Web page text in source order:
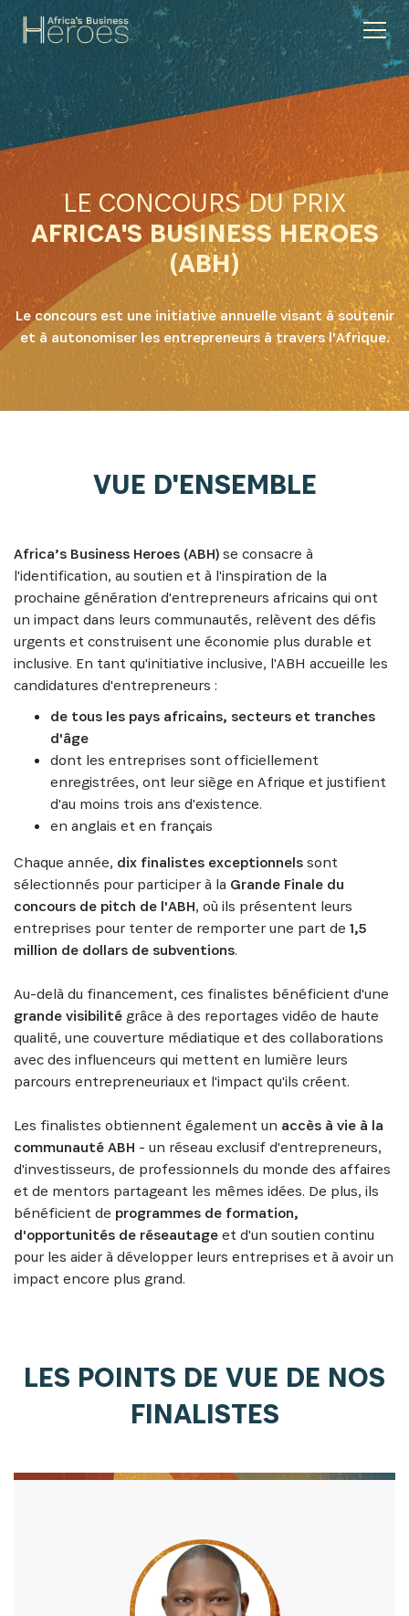
LE CONCOURS DU PRIX
AFRICA'S BUSINESS HEROES
(ABH)
Le concours est une initiative annuelle visant à soutenir
et à autonomiser les entrepreneurs à travers l'Afrique.
VUE D'ENSEMBLE
Africa’s Business Heroes (ABH)se consacre à
l'identification, au soutien et à l'inspiration de la
prochaine génération d'entrepreneurs africains qui ont
un impact dans leurs communautés, relèvent des défis
urgents et construisent une économie plus durable et
inclusive. En tant qu'initiative inclusive, l'ABH accueille les
candidatures d'entrepreneurs :
de tous les pays africains, secteurs et tranches
d'âge
dont les entreprises sont officiellement
enregistrées, ont leur siège en Afrique et justifient
d'au moins trois ans d'existence.
en anglais et en français
Chaque année, dix finalistes exceptionnelssont
sélectionnés pour participer à la Grande Finale du
concours de pitch de l'ABH, où ils présentent leurs
entreprises pour tenter de remporter une part de 1,5
million de dollars de subventions.
Au-delà du financement, ces finalistes bénéficient d'une
grande visibilitégrâce à des reportages vidéo de haute
qualité, une couverture médiatique et des collaborations
avec des influenceurs qui mettent en lumière leurs
parcours entrepreneuriaux et l'impact qu'ils créent.
Les finalistes obtiennent également un accès à vie à la
communauté ABH - un réseau exclusif d'entrepreneurs,
d'investisseurs, de professionnels du monde des affaires
et de mentors partageant les mêmes idées. De plus, ils
bénéficient de programmes de formation,
d'opportunités de réseautageet d'un soutien continu
pour les aider à développer leurs entreprises et à avoir un
impact encore plus grand.
LES POINTS DE VUE DE NOS
FINALISTES